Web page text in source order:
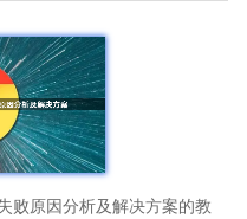
败原因分析及解决方案的教